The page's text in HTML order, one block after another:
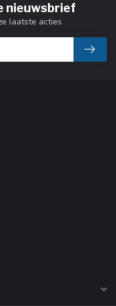
nieuwsbrief
laatste acties